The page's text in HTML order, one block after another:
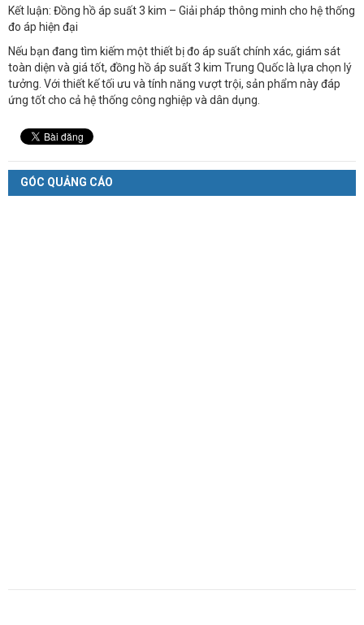
Kết luận: Đồng hồ áp suất 3 kim – Giải pháp thông minh cho hệ thống
đo áp hiện đại
Nếu bạn đang tìm kiếm một thiết bị đo áp suất chính xác, giám sát
toàn diện và giá tốt, đồng hồ áp suất 3 kim Trung Quốc là lựa chọn lý
tưởng. Với thiết kế tối ưu và tính năng vượt trội, sản phẩm này đáp
ứng tốt cho cả hệ thống công nghiệp và dân dụng.
GÓC QUẢNG CÁO